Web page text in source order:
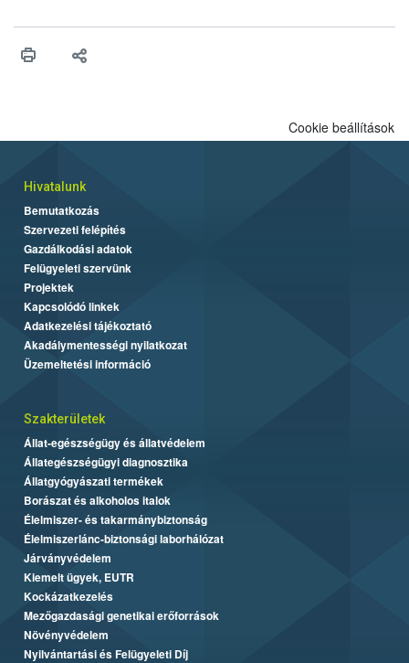
műszaki és hatósági feltételek.
Cookie beállítások
Hivatalunk
Bemutatkozás
Szervezeti felépítés
Gazdálkodási adatok
Felügyeleti szervünk
Projektek
Kapcsolódó linkek
Adatkezelési tájékoztató
Akadálymentességi nyilatkozat
Üzemeltetési információ
Szakterületek
Állat-egészségügy és állatvédelem
Állategészségügyi diagnosztika
Állatgyógyászati termékek
Borászat és alkoholos italok
Élelmiszer- és takarmánybiztonság
Élelmiszerlánc-biztonsági laborhálózat
Járványvédelem
Kiemelt ügyek, EUTR
Kockázatkezelés
Mezőgazdasági genetikai erőforrások
Növényvédelem
Nyilvántartási és Felügyeleti Díj